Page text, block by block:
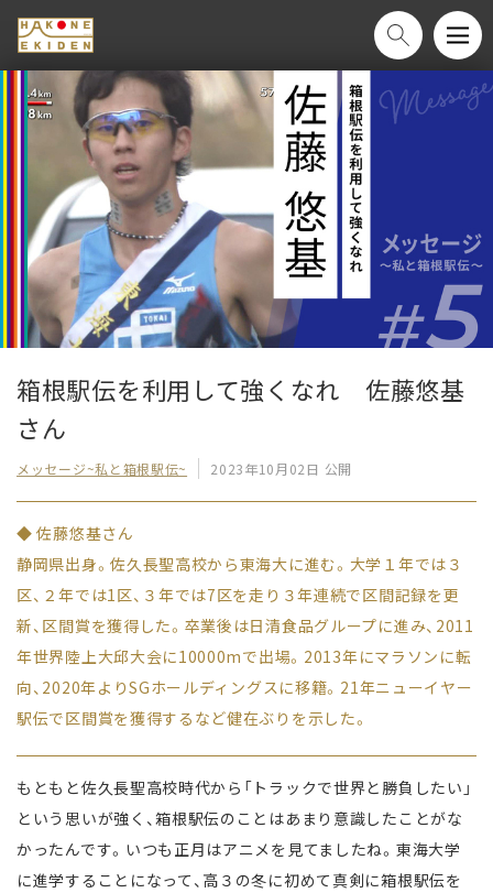
箱根駅伝を利用して強くなれ　佐藤悠基
さん
メッセージ~私と箱根駅伝~ 2023年10月02日 公開
◆ 佐藤悠基さん
静岡県出身。佐久長聖高校から東海大に進む。大学１年では３
区、２年では1区、３年では7区を走り３年連続で区間記録を更
新、区間賞を獲得した。卒業後は日清食品グループに進み、2011
年世界陸上大邱大会に10000mで出場。2013年にマラソンに転
向、2020年よりSGホールディングスに移籍。21年ニューイヤー
駅伝で区間賞を獲得するなど健在ぶりを示した。
もともと佐久長聖高校時代から「トラックで世界と勝負したい」
という思いが強く、箱根駅伝のことはあまり意識したことがな
かったんです。いつも正月はアニメを見てましたね。東海大学
に進学することになって、高３の冬に初めて真剣に箱根駅伝を